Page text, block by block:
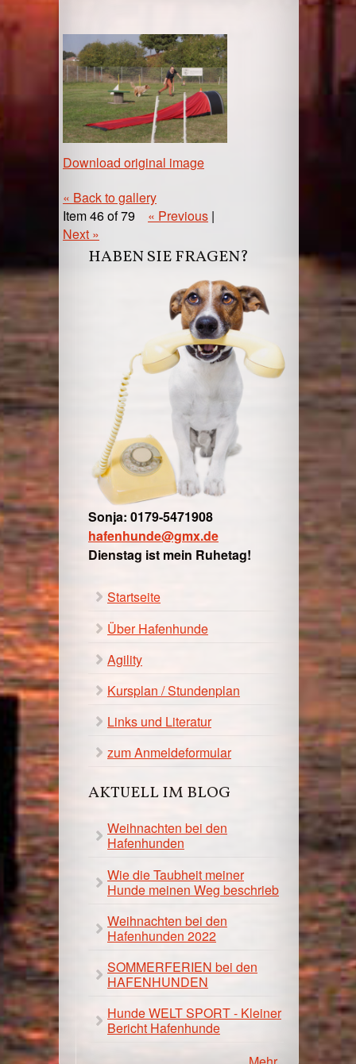
Download original image
« Back to gallery
Item 46 of 79
« Previous |
Next »
HABEN SIE FRAGEN?
Sonja: 0179-5471908
hafenhunde@gmx.de
Dienstag ist mein Ruhetag!
Startseite
Über Hafenhunde
Agility
Kursplan / Stundenplan
Links und Literatur
zum Anmeldeformular
AKTUELL IM BLOG
Weihnachten bei den
Hafenhunden
Wie die Taubheit meiner
Hunde meinen Weg beschrieb
Weihnachten bei den
Hafenhunden 2022
SOMMERFERIEN bei den
HAFENHUNDEN
Hunde WELT SPORT - Kleiner
Bericht Hafenhunde